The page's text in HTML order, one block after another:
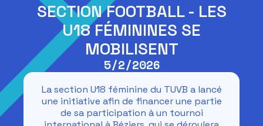
SECTION FOOTBALL - LES
U18 FÉMININES SE
MOBILISENT
5/2/2026
La section U18 féminine du TUVB a lancé
une initiative afin de financer une partie
de sa participation à un tournoi